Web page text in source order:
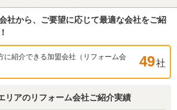
社から、ご要望に応じて最適な会社をご紹
に紹介できる加盟会社（リフォーム会
49社
リアのリフォーム会社ご紹介実績